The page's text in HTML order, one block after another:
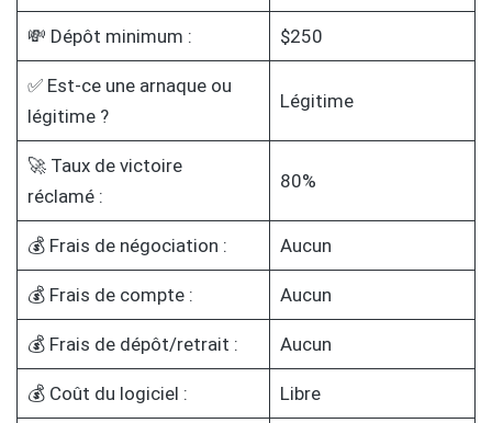
💸 Dépôt minimum : $250
✅ Est-ce une arnaque ou
légitime ?
Légitime
🚀 Taux de victoire
réclamé :
80%
💰 Frais de négociation : Aucun
💰 Frais de compte : Aucun
💰 Frais de dépôt/retrait : Aucun
💰 Coût du logiciel : Libre